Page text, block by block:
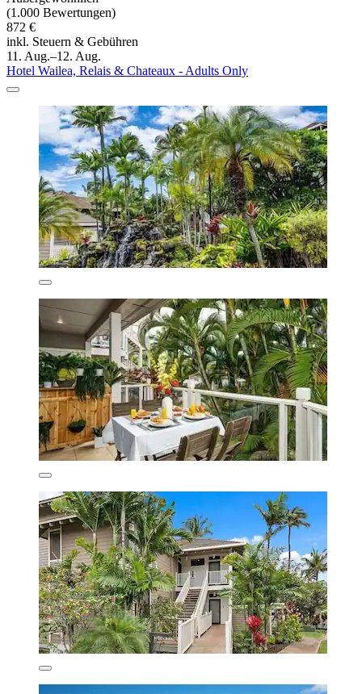
(1.000 Bewertungen)
872 €
inkl. Steuern & Gebühren
11. Aug.–12. Aug.
Hotel Wailea, Relais & Chateaux - Adults Only